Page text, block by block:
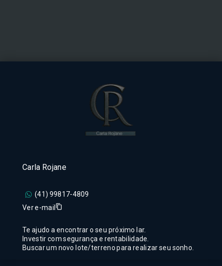
Carla Rojane
(41) 99817-4809
Ver e-mail
Te ajudo a encontrar o seu próximo lar.
Investir com segurança e rentabilidade.
Buscar um novo lote/terreno para realizar seu sonho.